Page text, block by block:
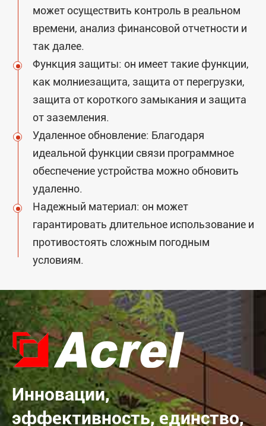
может осуществить контроль в реальном
времени, анализ финансовой отчетности и
так далее.
Функция защиты: он имеет такие функции,
как молниезащита, защита от перегрузки,
защита от короткого замыкания и защита
от заземления.
Удаленное обновление: Благодаря
идеальной функции связи программное
обеспечение устройства можно обновить
удаленно.
Надежный материал: он может
гарантировать длительное использование и
противостоять сложным погодным
условиям.
Инновации,
эффективность, единство,